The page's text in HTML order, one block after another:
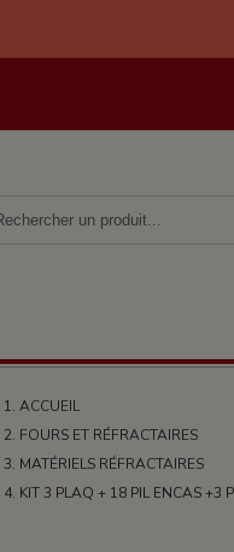
ACCUEIL
FOURS ET RÉFRACTAIRES
MATÉRIELS RÉFRACTAIRES
KIT 3 PLAQ + 18 PIL ENCAS +3